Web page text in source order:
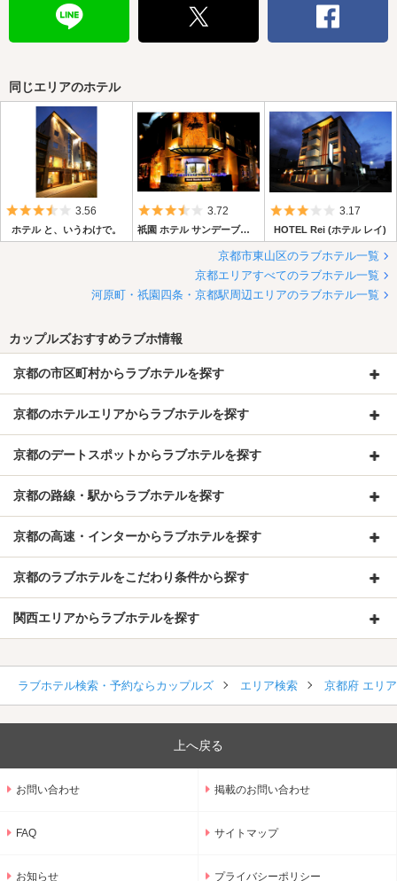
同じエリアのホテル
5つ星のうち3.5
3.56
ホテル と、いうわけで。
5つ星のうち3.5
3.72
祇園 ホテル サンデーブランチ
5つ星のうち3
3.17
HOTEL Rei (ホテル レイ)
京都市東山区のラブホテル一覧
京都エリアすべてのラブホテル一覧
河原町・祇園四条・京都駅周辺エリアのラブホテル一覧
カップルズおすすめラブホ情報
京都の市区町村からラブホテルを探す
京都のホテルエリアからラブホテルを探す
京都のデートスポットからラブホテルを探す
京都の路線・駅からラブホテルを探す
京都の高速・インターからラブホテルを探す
京都のラブホテルをこだわり条件から探す
関西エリアからラブホテルを探す
ラブホテル検索・予約ならカップルズ エリア検索 京都府 エリ
上へ戻る
お問い合わせ 掲載のお問い合わせ
FAQ サイトマップ
お知らせ プライバシーポリシー